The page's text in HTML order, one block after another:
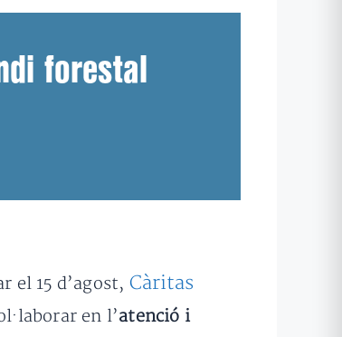
forestal
el 15 d’agost, Càritas
en l’atenció i